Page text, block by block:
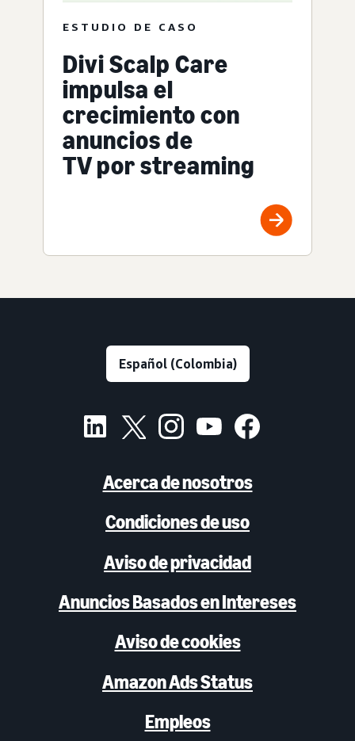
ESTUDIO DE CASO
Divi Scalp Care
impulsa el
crecimiento con
anuncios de
TV por streaming
Acerca de nosotros
Condiciones de uso
Aviso de privacidad
Anuncios Basados en Intereses
Aviso de cookies
Amazon Ads Status
Empleos